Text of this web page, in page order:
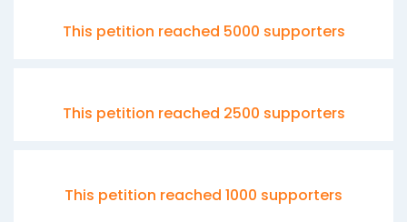
This petition reached 5000 supporters
This petition reached 2500 supporters
This petition reached 1000 supporters